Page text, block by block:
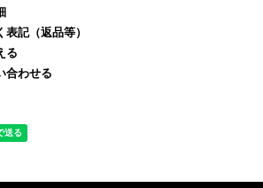
記（返品等）
る
合わせる